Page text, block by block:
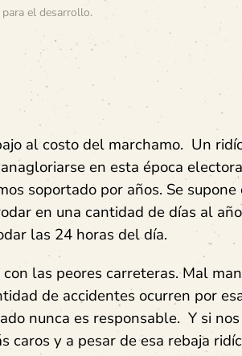
el desarrollo.
al costo del marchamo. Un
en esta época
soportado por años. Se
en una cantidad de días al
las 24 horas del día.
las peores carreteras. Mal
de accidentes ocurren por
nunca es responsable. Y si
caros y a pesar de esa rebaja